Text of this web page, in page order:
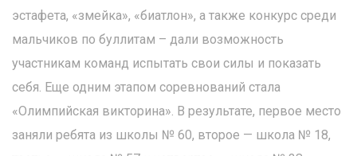
эстафета, «змейка», «биатлон», а также конкурс среди
мальчиков по буллитам – дали возможность
участникам команд испытать свои силы и показать
себя. Еще одним этапом соревнований стала
«Олимпийская викторина». В результате, первое место
заняли ребята из школы № 60, второе — школа № 18,